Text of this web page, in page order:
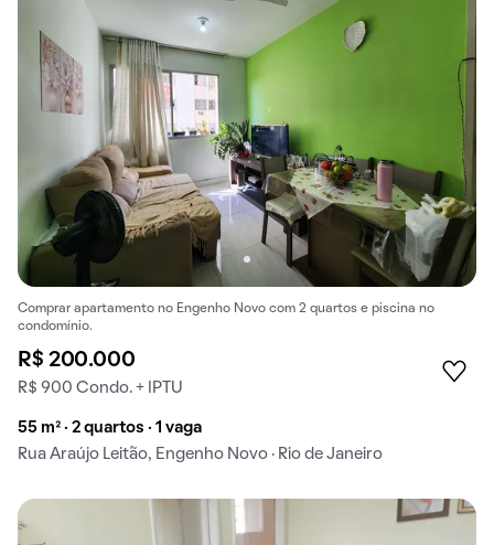
Comprar apartamento no Engenho Novo com 2 quartos e piscina no
condomínio.
R$ 200.000
R$ 900 Condo. + IPTU
55 m² · 2 quartos · 1 vaga
Rua Araújo Leitão, Engenho Novo · Rio de Janeiro